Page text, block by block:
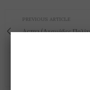
PREVIOUS ARTICLE
Açma (Ατσμάδες